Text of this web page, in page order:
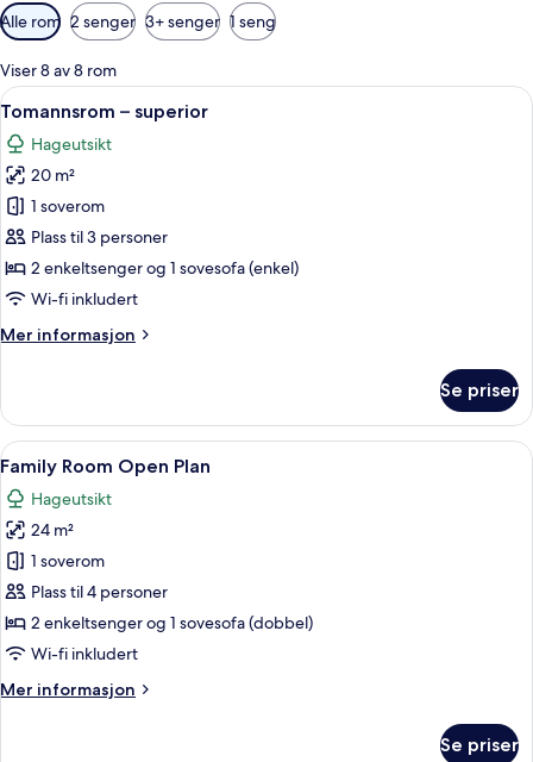
Tilgjengelige
filtre
for
rom
Alle rom 2 senger 3+ senger 1 seng
Viser 8 av 8 rom
Åpne
alle
bildene
av
Tomannsrom
–
superior
Tomannsrom – superior | Safe på
4
Tomannsrom – superior
Hageutsikt
20 m²
1 soverom
Plass til 3 personer
2 enkeltsenger og 1 sovesofa (enkel)
Wi-fi inkludert
Mer informasjon
Mer
–
superior
Se priser
Åpne
alle
bildene
av
Family
Room
Open
Plan
Safe på rommet, skrivebord og
5
Family Room Open Plan
Hageutsikt
24 m²
1 soverom
Plass til 4 personer
2 enkeltsenger og 1 sovesofa (dobbel)
Wi-fi inkludert
Mer informasjon
Mer
Se priser